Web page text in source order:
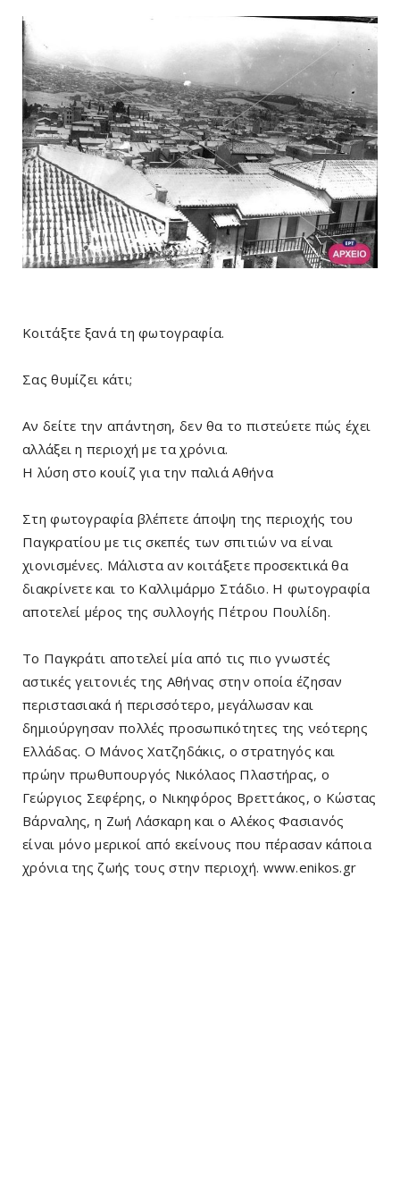
Κοιτάξτε ξανά τη φωτογραφία.
Σας θυμίζει κάτι;
Αν δείτε την απάντηση, δεν θα το πιστεύετε πώς έχει
αλλάξει η περιοχή με τα χρόνια.
Η λύση στο κουίζ για την παλιά Αθήνα
Στη φωτογραφία βλέπετε άποψη της περιοχής του
Παγκρατίου με τις σκεπές των σπιτιών να είναι
χιονισμένες. Μάλιστα αν κοιτάξετε προσεκτικά θα
διακρίνετε και το Καλλιμάρμο Στάδιο. Η φωτογραφία
αποτελεί μέρος της συλλογής Πέτρου Πουλίδη.
Το Παγκράτι αποτελεί μία από τις πιο γνωστές
αστικές γειτονιές της Αθήνας στην οποία έζησαν
περιστασιακά ή περισσότερο, μεγάλωσαν και
δημιούργησαν πολλές προσωπικότητες της νεότερης
Ελλάδας. Ο Μάνος Χατζηδάκις, ο στρατηγός και
πρώην πρωθυπουργός Νικόλαος Πλαστήρας, ο
Γεώργιος Σεφέρης, ο Νικηφόρος Βρεττάκος, ο Κώστας
Βάρναλης, η Ζωή Λάσκαρη και ο Αλέκος Φασιανός
είναι μόνο μερικοί από εκείνους που πέρασαν κάποια
χρόνια της ζωής τους στην περιοχή. www.enikos.gr